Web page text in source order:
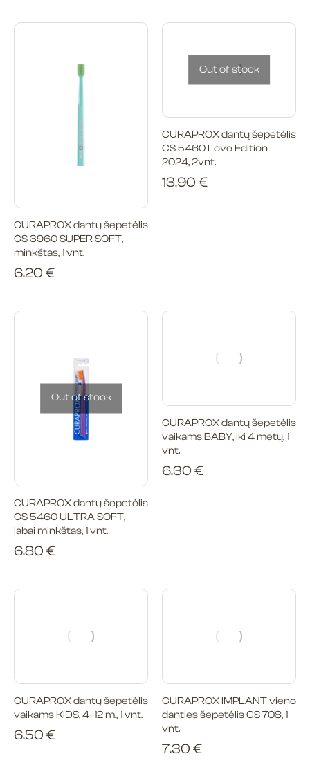
CURAPROX dantų šepetėlis
CS 3960 SUPER SOFT,
minkštas, 1 vnt.
6.20 €
Out of stock
CURAPROX dantų šepetėlis
CS 5460 Love Edition
2024, 2vnt.
13.90 €
Out of stock
CURAPROX dantų šepetėlis
CS 5460 ULTRA SOFT,
labai minkštas, 1 vnt.
6.80 €
CURAPROX dantų šepetėlis
vaikams BABY, iki 4 metų, 1
vnt.
6.30 €
CURAPROX dantų šepetėlis
vaikams KIDS, 4–12 m., 1 vnt.
6.50 €
CURAPROX IMPLANT vieno
danties šepetėlis CS 708, 1
vnt.
7.30 €